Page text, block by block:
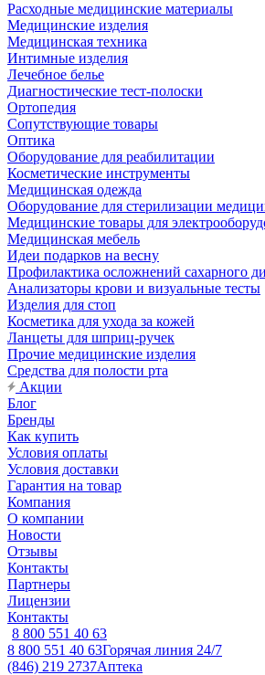
Расходные медицинские материалы
Медицинские изделия
Медицинская техника
Интимные изделия
Лечебное белье
Диагностические тест-полоски
Ортопедия
Сопутствующие товары
Оптика
Оборудование для реабилитации
Косметические инструменты
Медицинская одежда
Оборудование для стерилизации
Медицинские товары для
Медицинская мебель
Идеи подарков на весну
Профилактика осложнений сахарного
Анализаторы крови и визуальные тесты
Изделия для стоп
Косметика для ухода за кожей
Ланцеты для шприц-ручек
Прочие медицинские изделия
Средства для полости рта
Акции
Блог
Бренды
Как купить
Условия оплаты
Условия доставки
Гарантия на товар
Компания
О компании
Новости
Отзывы
Контакты
Партнеры
Лицензии
Контакты
8 800 551 40 63
8 800 551 40 63Горячая линия 24/7
(846) 219 2737Аптека